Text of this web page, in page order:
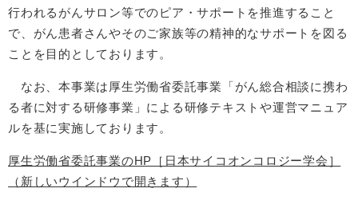
行われるがんサロン等でのピア・サポートを推進すること
で、がん患者さんやそのご家族等の精神的なサポートを図る
ことを目的としております。
なお、本事業は厚生労働省委託事業「がん総合相談に携わ
る者に対する研修事業」による研修テキストや運営マニュア
ルを基に実施しております。
厚生労働省委託事業のHP［日本サイコオンコロジー学会］
（新しいウインドウで開きます）